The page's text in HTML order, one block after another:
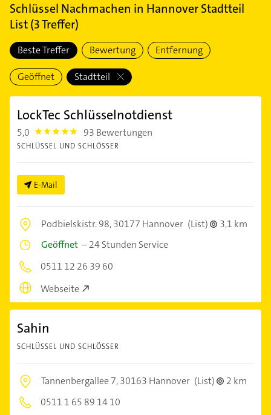
Schlüssel Nachmachen in Hannover Stadtteil
List(3Treffer)
Beste Treffer Bewertung Entfernung
Geöffnet Stadtteil
LockTec Schlüsselnotdienst
5,0 5.0 93 Bewertungen
SCHLÜSSEL UND SCHLÖSSER
E-Mail
Podbielskistr. 98,30177 Hannover (List)
3,1 km
Geöffnet –24 Stunden Service
0511 12 26 39 60
Webseite
Sahin
SCHLÜSSEL UND SCHLÖSSER
Tannenbergallee 7,30163 Hannover (List)
2 km
0511 1 65 89 14 10